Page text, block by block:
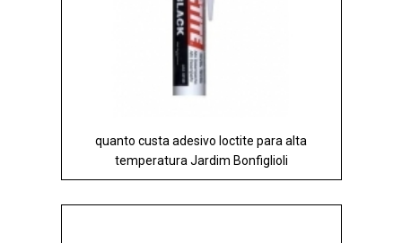
quanto custa adesivo loctite para alta
temperatura Jardim Bonfiglioli